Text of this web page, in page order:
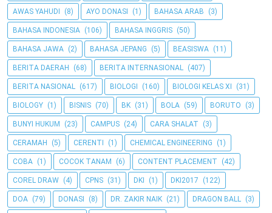
AWAS YAHUDI (8) AYO DONASI (1) BAHASA ARAB (3)
BAHASA INDONESIA (106) BAHASA INGGRIS (50)
BAHASA JAWA (2) BAHASA JEPANG (5) BEASISWA (11)
BERITA DAERAH (68) BERITA INTERNASIONAL (407)
BERITA NASIONAL (617) BIOLOGI (160) BIOLOGI KELAS XI (31)
BIOLOGY (1) BISNIS (70) BK (31) BOLA (59) BORUTO (3)
BUNYI HUKUM (23) CAMPUS (24) CARA SHALAT (3)
CERAMAH (5) CERENTI (1) CHEMICAL ENGINEERING (1)
COBA (1) COCOK TANAM (6) CONTENT PLACEMENT (42)
COREL DRAW (4) CPNS (31) DKI (1) DKI2017 (122)
DOA (79) DONASI (8) DR. ZAKIR NAIK (21) DRAGON BALL (3)